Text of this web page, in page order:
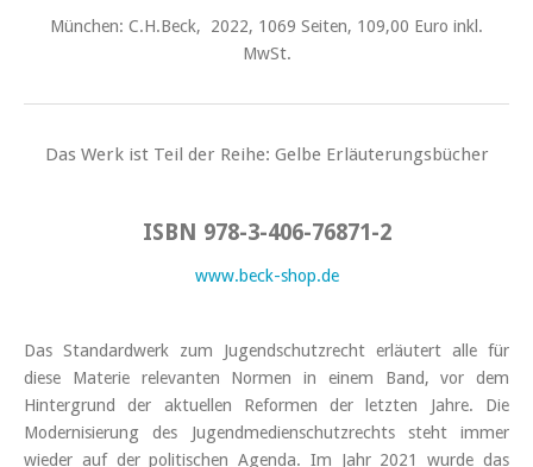
München: C.H.Beck, 2022, 1069 Seiten, 109,00 Euro inkl.
MwSt.
Das Werk ist Teil der Reihe: Gelbe Erläuterungsbücher
ISBN 978-3-406-76871-2
www.beck-shop.de
Das Standardwerk zum Jugendschutzrecht erläutert alle für
diese Materie relevanten Normen in einem Band, vor dem
Hintergrund der aktuellen Reformen der letzten Jahre. Die
Modernisierung des Jugendmedienschutzrechts steht immer
wieder auf der politischen Agenda. Im Jahr 2021 wurde das